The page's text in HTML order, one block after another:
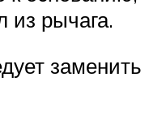
из рычага.
заменить